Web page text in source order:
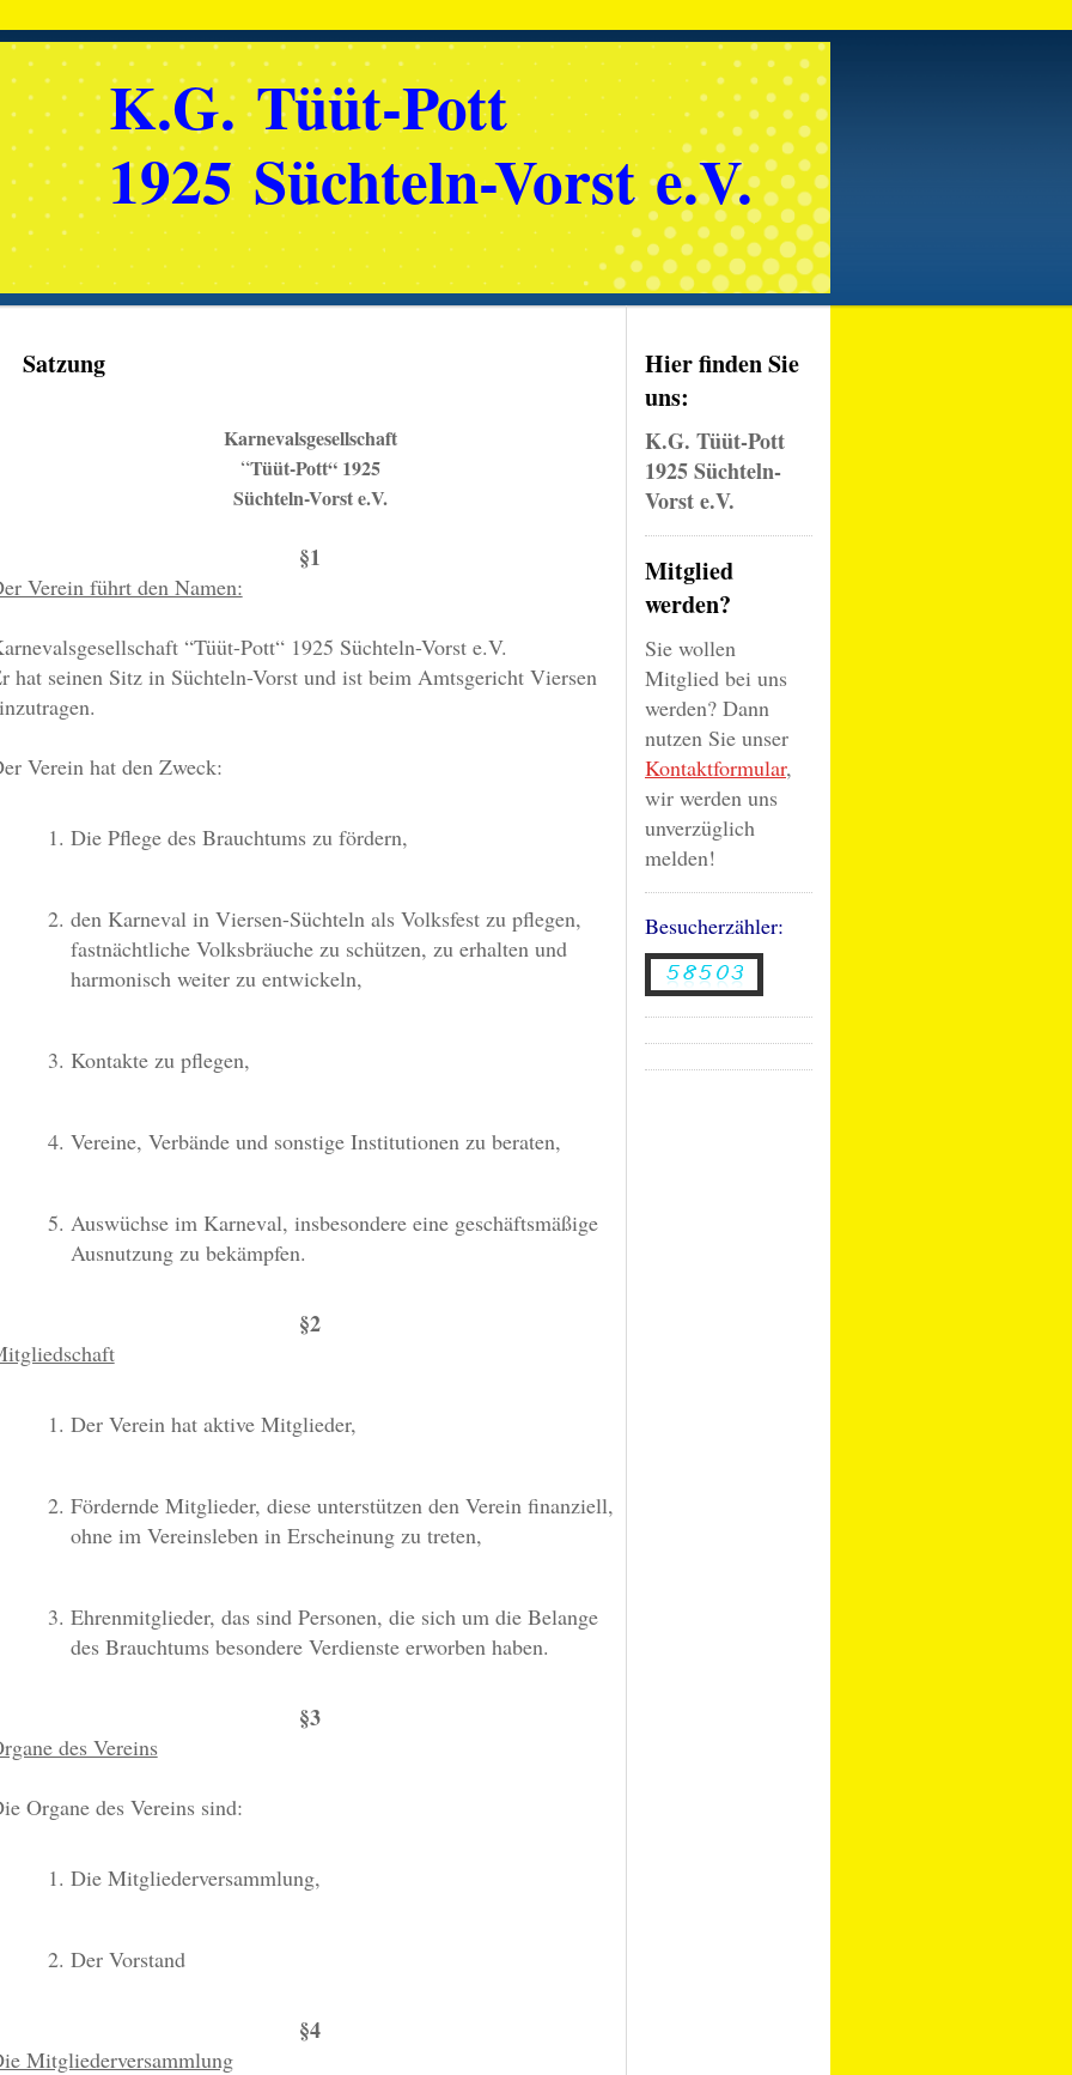
K.G. Tüüt-Pott
1925 Süchteln-Vorst e.V.
Satzung
Karnevalsgesellschaft
“Tüüt-Pott“ 1925
Süchteln-Vorst e.V.
§1
Verein führt den Namen:
“Tüüt-Pott“ 1925 Süchteln-Vorst e.V.
hat seinen Sitz in Süchteln-Vorst und ist beim Amtsgericht Viersen
Verein hat den Zweck:
Die Pflege des Brauchtums zu fördern,
den Karneval in Viersen-Süchteln als Volksfest zu pflegen,
fastnächtliche Volksbräuche zu schützen, zu erhalten und
harmonisch weiter zu entwickeln,
Kontakte zu pflegen,
Vereine, Verbände und sonstige Institutionen zu beraten,
Auswüchse im Karneval, insbesondere eine geschäftsmäßige
Ausnutzung zu bekämpfen.
§2
Der Verein hat aktive Mitglieder,
Fördernde Mitglieder, diese unterstützen den Verein finanziell,
ohne im Vereinsleben in Erscheinung zu treten,
Ehrenmitglieder, das sind Personen, die sich um die Belange
des Brauchtums besondere Verdienste erworben haben.
§3
des Vereins
Organe des Vereins sind:
Die Mitgliederversammlung,
Der Vorstand
§4
Mitgliederversammlung
Hier finden Sie
uns:
K.G. Tüüt-Pott
1925 Süchteln-
Vorst e.V.
Mitglied
werden?
Sie wollen
Mitglied bei uns
werden? Dann
nutzen Sie unser
Kontaktformular,
wir werden uns
unverzüglich
melden!
Besucherzähler: